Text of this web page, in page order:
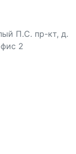
П.С. пр-кт, д.
2